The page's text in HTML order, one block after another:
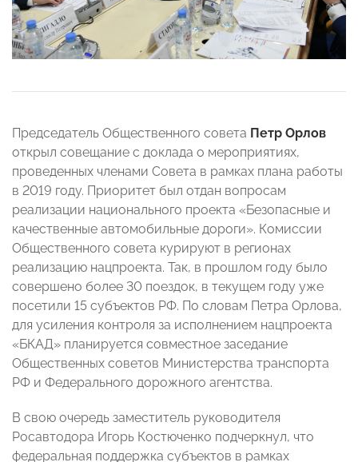
Председатель Общественного совета Петр Орлов
открыл совещание с доклада о мероприятиях,
проведенных членами Совета в рамках плана работы
в 2019 году. Приоритет был отдан вопросам
реализации национального проекта «Безопасные и
качественные автомобильные дороги». Комиссии
Общественного совета курируют в регионах
реализацию нацпроекта. Так, в прошлом году было
совершено более 30 поездок, в текущем году уже
посетили 15 субъектов РФ. По словам Петра Орлова,
для усиления контроля за исполнением нацпроекта
«БКАД» планируется совместное заседание
Общественных советов Министерства транспорта
РФ и Федерального дорожного агентства.
В свою очередь заместитель руководителя
Росавтодора Игорь Костюченко подчеркнул, что
федеральная поддержка субъектов в рамках